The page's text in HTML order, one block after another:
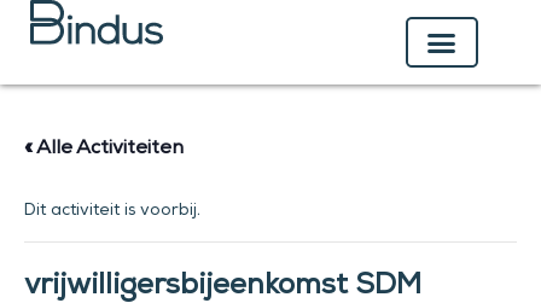
naar
« Alle Activiteiten
Dit activiteit is voorbij.
vrijwilligersbijeenkomst SDM